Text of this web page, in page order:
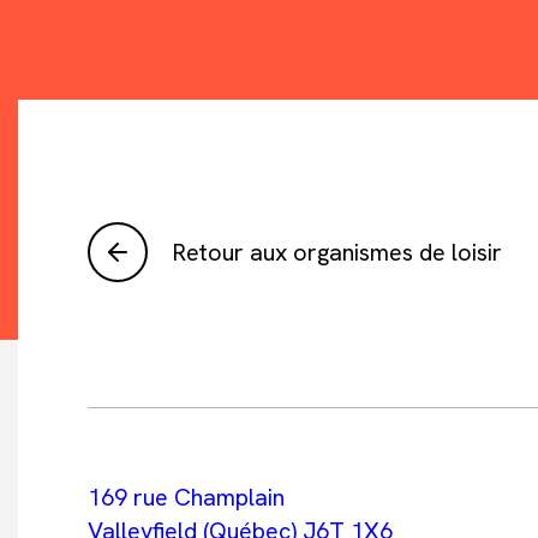
Retour aux organismes de loisir
169 rue Champlain
Valleyfield (Québec) J6T 1X6